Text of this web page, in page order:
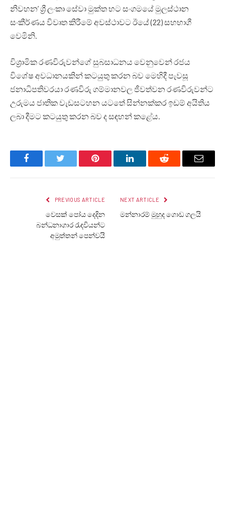
නිවහන’ ශ්‍රී ලංකා සේවා මුක්ත භට සංගමයේ මුලස්ථාන
සංකීර්ණය විවෘත කිරීමේ අවස්ථාවට ඊයේ (22) සහභාගී
වෙමිනි.
විශ්‍රාමික රණවිරුවන්ගේ සුබසාධනය වෙනුවෙන් රජය
විශේෂ අවධානයකින් කටයුතු කරන බව මෙහිදී පැවසූ
ජනාධිපතිවරයා රණවිරු ගම්මානවල ජීවත්වන රණවිරුවන්ට
උරුමය ජාතික වැඩසටහන යටතේ සින්නක්කර ඉඩම් අයිතිය
ලබා දීමට කටයුතු කරන බව ද සඳහන් කළේය.
FacebookTwitter Pinterest LinkedInReddit Email
PREVIOUS ARTICLE
වෙසක් පෝය දෙදින
බන්ධනාගාර රැඳවියන්ට
අමුත්තන් පෙන්වයි
NEXT ARTICLE
මන්නාරම් මුහුද ගොඩ ගලයි